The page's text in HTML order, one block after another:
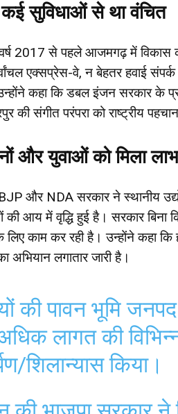
सुविधाओं सेथावंचित
2017 से पहले आजमगढ़ में विकास
एक्सप्रेस-वे, न बेहतर हवाई
कहा कि डबल इंजन सरकार के
की संगीत परंपरा को राष्ट्रीय
और युवाओं को मिला लाभ
और NDA सरकार ने स्थानीय
की आय में वृद्धि हुई है। सरकार
काम कर रही है। उन्होंने कहा
अभियान लगातार जारी है।
की पावन भूमि
लागत की
शिलान्यास किया।